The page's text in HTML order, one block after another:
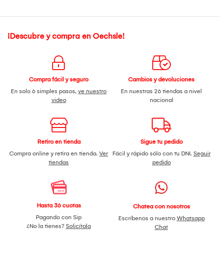
¡Descubre y compra en Oechsle!
Compra fácil y seguro
En solo 6 simples pasos, ve nuestro
video
Cambios y devoluciones
En nuestras 26 tiendas a nivel
nacional
Retiro en tienda
Compra online y retira en tienda. Ver
tiendas
Sigue tu pedido
Fácil y rápido sólo con tu DNI. Seguir
pedido
Hasta 36 cuotas
Pagando con Sip
¿No la tienes? Solicítala
Chatea con nosotros
Escríbenos a nuestro Whatsapp
Chat